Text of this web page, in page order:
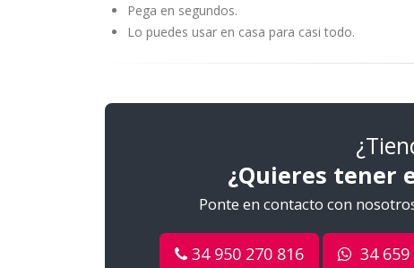
Pega en segundos.
Lo puedes usar en casa para casi todo.
¿Quieres tener
Ponte en contacto con
34 950 270 816 34 659